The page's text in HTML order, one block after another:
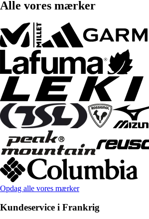
Alle vores mærker
Opdag alle vores mærker
Kundeservice i Frankrig